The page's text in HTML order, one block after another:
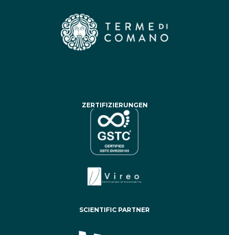
ZERTIFIZIERUNGEN
SCIENTIFIC PARTNER